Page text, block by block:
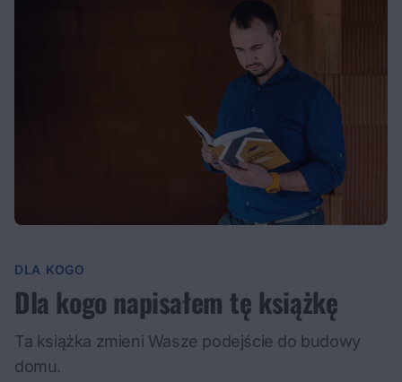
DLA KOGO
Dla kogo napisałem tę książkę
Ta książka zmieni Wasze podejście do budowy
domu.